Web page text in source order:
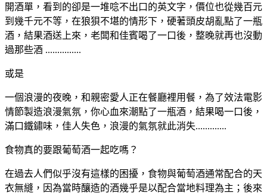
開酒單，看到的卻是一堆唸不出口的英文字，價位也從幾百元
到幾千元不等，在狼狽不堪的情形下，硬著頭皮胡亂點了一瓶
酒，結果酒送上來，老闆和佳賓喝了一口後，整晚就再也沒動
過那些酒 ...............
或是
一個浪漫的夜晚，和親密愛人正在餐廳裡用餐，為了效法電影
情節製造浪漫氣氛，你心血來潮點了一瓶酒，結果喝一口後，
滿口鐵鏽味，佳人失色，浪漫的氣氛就此消失.............
食物真的要跟葡萄酒一起吃嗎？
在過去人們似乎沒有這樣的困擾，食物與葡萄酒通常配合的天
衣無縫，因為當時釀造的酒幾乎是以配合當地料理為主；後來